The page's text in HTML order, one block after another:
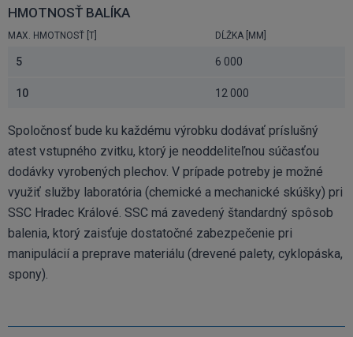
HMOTNOSŤ BALÍKA
MAX. HMOTNOSŤ [T] DĹŽKA [MM]
5 6 000
10 12 000
Spoločnosť bude ku každému výrobku dodávať príslušný
atest vstupného zvitku, ktorý je neoddeliteľnou súčasťou
dodávky vyrobených plechov. V prípade potreby je možné
využiť služby laboratória (chemické a mechanické skúšky) pri
SSC Hradec Králové. SSC má zavedený štandardný spôsob
balenia, ktorý zaisťuje dostatočné zabezpečenie pri
manipulácií a preprave materiálu (drevené palety, cyklopáska,
spony).